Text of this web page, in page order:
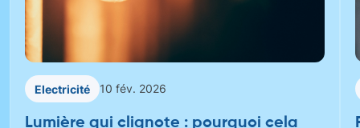
Electricité 10 fév. 2026
Lumière qui clignote : pourquoi cela